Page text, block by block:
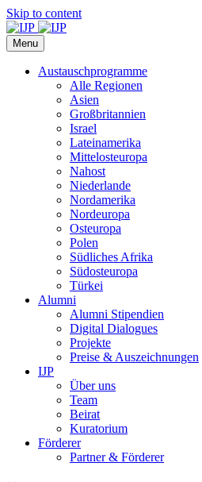
Skip to content
Menu
Austauschprogramme
Alle Regionen
Asien
Großbritannien
Israel
Lateinamerika
Mittelosteuropa
Nahost
Niederlande
Nordamerika
Nordeuropa
Osteuropa
Polen
Südliches Afrika
Südosteuropa
Türkei
Alumni
Alumni Stipendien
Digital Dialogues
Projekte
Preise & Auszeichnungen
IJP
Über uns
Team
Beirat
Kuratorium
Förderer
Partner & Förderer